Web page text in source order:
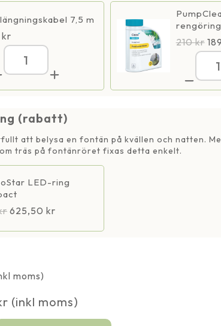
7,5 m
kr
AQ
1500
Fontänpump
V
mängd
rengöring
210kr 189
(rabatt)
att belysa en fontän på kvällen och natten.
träs på fontänröret fixas detta enkelt.
LED-ring
625,50kr
moms)
(inkl moms)